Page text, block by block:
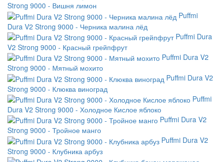
Strong 9000 - Вишня лимон
Puffmi
Dura V2 Strong 9000 - Черника малина лёд
Puffmi Dura
V2 Strong 9000 - Красный грейпфрут
Puffmi Dura V2
Strong 9000 - Мятный мохито
Puffmi Dura V2
Strong 9000 - Клюква виноград
Puffmi
Dura V2 Strong 9000 - Холодное Кислое яблоко
Puffmi Dura V2
Strong 9000 - Тройное манго
Puffmi Dura V2
Strong 9000 - Клубника арбуз